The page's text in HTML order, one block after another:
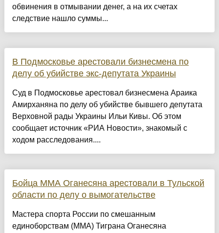
обвинения в отмывании денег, а на их счетах
следствие нашло суммы...
В Подмосковье арестовали бизнесмена по
делу об убийстве экс-депутата Украины
Суд в Подмосковье арестовал бизнесмена Араика
Амирханяна по делу об убийстве бывшего депутата
Верховной рады Украины Ильи Кивы. Об этом
сообщает источник «РИА Новости», знакомый с
ходом расследования....
Бойца ММА Оганесяна арестовали в Тульской
области по делу о вымогательстве
Мастера спорта России по смешанным
единоборствам (MMA) Тиграна Оганесяна